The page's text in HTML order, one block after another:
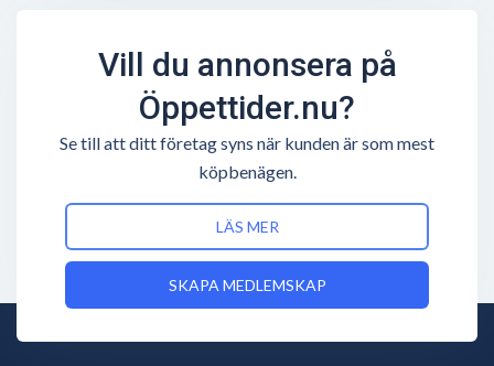
Vill du annonsera på
Öppettider.nu?
Se till att ditt företag syns när kunden är som mest
köpbenägen.
LÄS MER
SKAPA MEDLEMSKAP